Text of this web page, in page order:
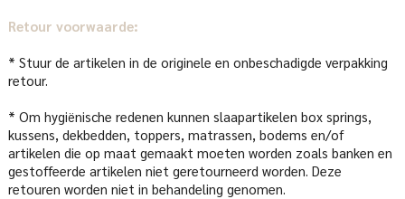
Retour voorwaarde:
* Stuur de artikelen in de originele en onbeschadigde verpakking
retour.
* Om hygiënische redenen kunnen slaapartikelen box springs,
kussens, dekbedden, toppers, matrassen, bodems en/of
artikelen die op maat gemaakt moeten worden zoals banken en
gestoffeerde artikelen niet geretourneerd worden. Deze
retouren worden niet in behandeling genomen.